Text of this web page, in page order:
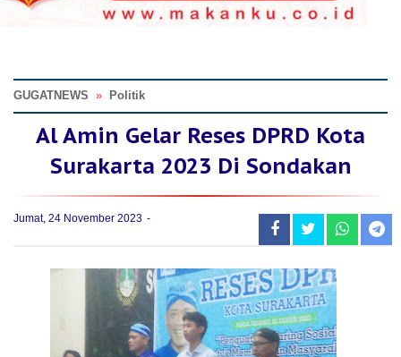
GUGATNEWS » Politik
Al Amin Gelar Reses DPRD Kota
Surakarta 2023 Di Sondakan
Jumat, 24 November 2023